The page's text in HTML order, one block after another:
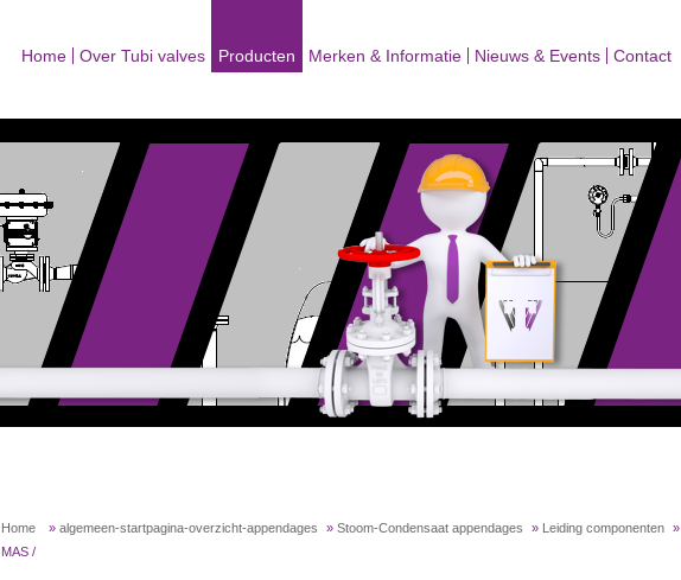
Home Over Tubi valves Producten Merken & Informatie Nieuws & Events Contact
Home » algemeen-startpagina-overzicht-appendages » Stoom-Condensaat appendages » Leiding componenten »
MAS /